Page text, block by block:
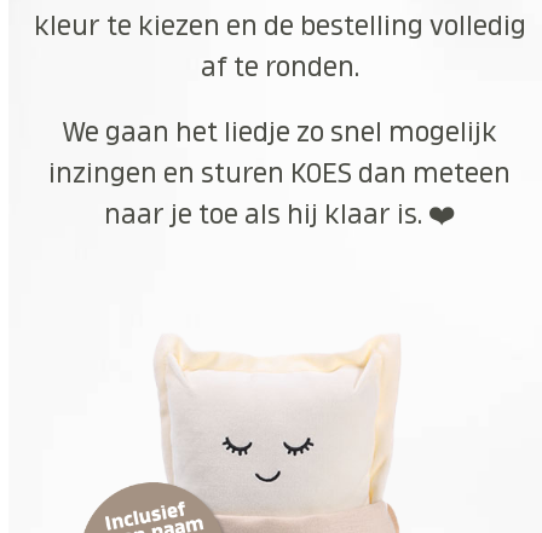
kleur te kiezen en de bestelling volledig
af te ronden.
We gaan het liedje zo snel mogelijk
inzingen en sturen KOES dan meteen
naar je toe als hij klaar is. ❤️